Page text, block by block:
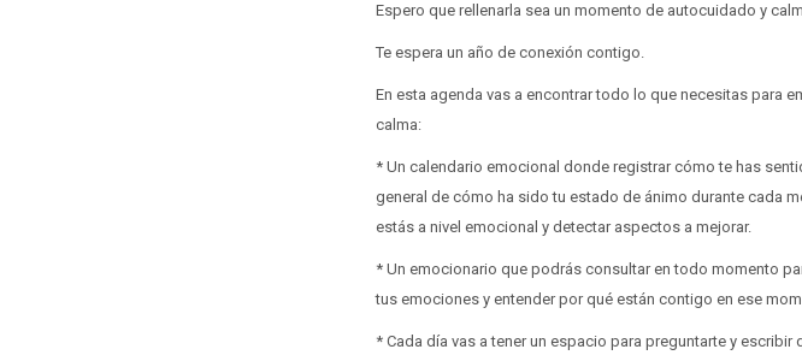
Espero que rellenarla sea un momento de autocuidado y
Te espera un año de conexión contigo.
En esta agenda vas a encontrar todo lo que necesitas para
calma:
* Un calendario emocional donde registrar cómo te has
general de cómo ha sido tu estado de ánimo durante cada
estás a nivel emocional y detectar aspectos a mejorar.
* Un emocionario que podrás consultar en todo momento
tus emociones y entender por qué están contigo en ese
* Cada día vas a tener un espacio para preguntarte y